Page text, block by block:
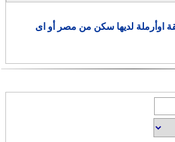
اوأرملة لديها سكن من مصر أو اى